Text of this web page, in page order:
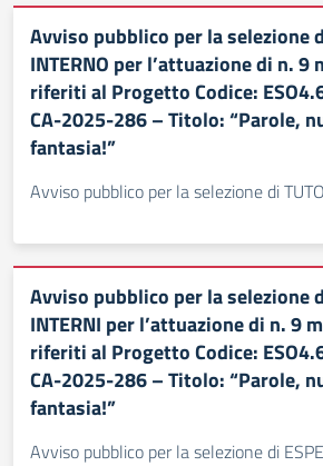
Avviso pubblico per la selezione
INTERNO per l’attuazione di n.
riferiti al Progetto Codice:
CA-2025-286 – Titolo: “Parole,
fantasia!”
Avviso pubblico per la selezione di
Avviso pubblico per la selezione
INTERNI per l’attuazione di n. 9
riferiti al Progetto Codice:
CA-2025-286 – Titolo: “Parole,
fantasia!”
Avviso pubblico per la selezione di